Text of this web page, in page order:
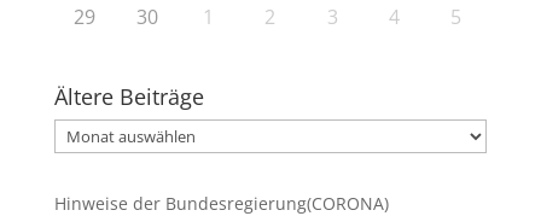
29 30 1 2 3 4 5
Ältere Beiträge
Ältere
Beiträge
Hinweise der Bundesregierung(CORONA)